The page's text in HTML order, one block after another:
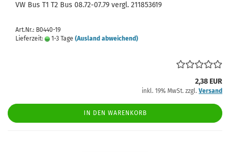
VW Bus T1 T2 Bus 08.72-07.79 vergl. 211853619
Art.Nr.: B0440-19
Lieferzeit:
1-3 Tage (Ausland abweichend)
2,38 EUR
inkl. 19% MwSt. zzgl. Versand
IN DEN WARENKORB